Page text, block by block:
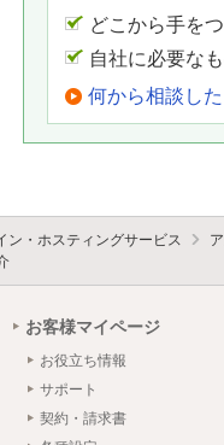
どこから手を
自社に必要な
何から相談し
ン・ホスティングサービス
お客様マイページ
お役立ち情報
サポート
契約・請求書